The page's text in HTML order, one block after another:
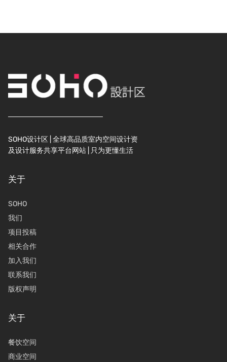
SOHO设计区 | 全球高品质室内空间设计资
及设计服务共享平台网站 | 只为更懂生活
关于
SOHO
我们
项目投稿
相关合作
加入我们
联系我们
版权声明
关于
餐饮空间
商业空间